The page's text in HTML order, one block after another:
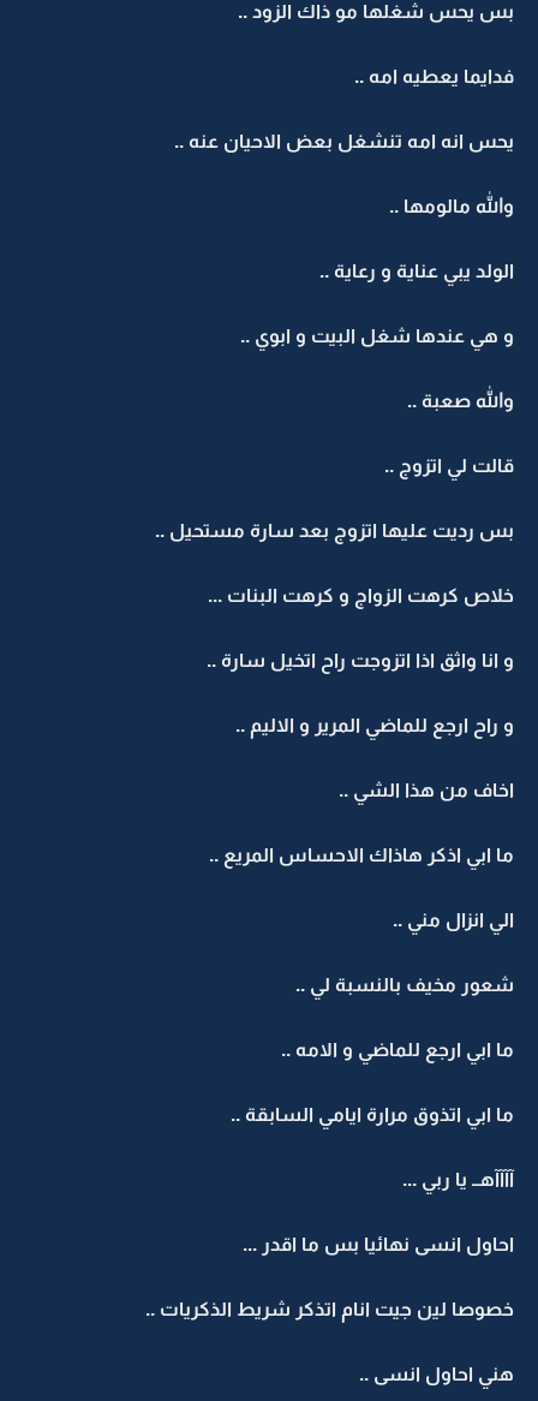
بس يحس شغلها مو ذاك الزود ..
فدايما يعطيه امه ..
يحس انه امه تنشغل بعض الاحيان عنه ..
والله مالومها ..
الولد يبي عناية و رعاية ..
و هي عندها شغل البيت و ابوي ..
والله صعبة ..
قالت لي اتزوج ..
بس رديت عليها اتزوج بعد سارة مستحيل ..
خلاص كرهت الزواج و كرهت البنات ...
و انا واثق اذا اتزوجت راح اتخيل سارة ..
و راح ارجع للماضي المرير و الاليم ..
اخاف من هذا الشي ..
ما ابي اذكر هاذاك الاحساس المريع ..
الي انزال مني ..
شعور مخيف بالنسبة لي ..
ما ابي ارجع للماضي و الامه ..
ما ابي اتذوق مرارة ايامي السابقة ..
آآآآهــ يا ربي ...
احاول انسى نهائيا بس ما اقدر ...
خصوصا لين جيت انام اتذكر شريط الذكريات ..
هني احاول انسى ..